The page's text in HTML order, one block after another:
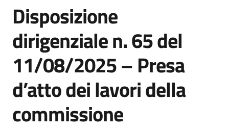
Disposizione
dirigenziale n. 65 del
11/08/2025 – Presa
d’atto dei lavori della
commissione